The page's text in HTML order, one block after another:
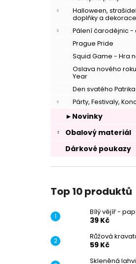
Halloween,
doplňky a dekorace
Pálení čarodějnic -
Prague Pride
Squid Game - Hra
Oslava nového
Year
Den svatého Patrika
Párty, Festivaly,
►Novinky
Obalový materiál
Dárkové poukazy
Top 10 produktů
Bílý vějíř -
39 Kč
Růžová
59 Kč
Skleněná